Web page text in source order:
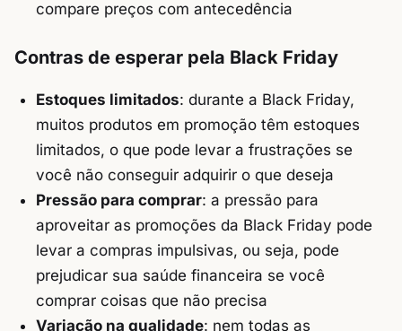
compare preços com antecedência
Contras de esperar pela Black Friday
Estoques limitados: durante a Black Friday,
muitos produtos em promoção têm estoques
limitados, o que pode levar a frustrações se
você não conseguir adquirir o que deseja
Pressão para comprar: a pressão para
aproveitar as promoções da Black Friday pode
levar a compras impulsivas, ou seja, pode
prejudicar sua saúde financeira se você
comprar coisas que não precisa
Variação na qualidade: nem todas as